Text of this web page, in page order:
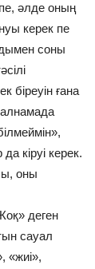
әлде оның
керек пе
соны
біреуін ғана
кіруі керек.
оны
деген
сауал
«жиі»,